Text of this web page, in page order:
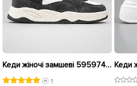
Кеди жіночі замшеві 595974 Сірі
1